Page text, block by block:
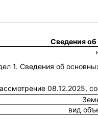
Сведения
1. Сведения об
08.12.2025,
вид